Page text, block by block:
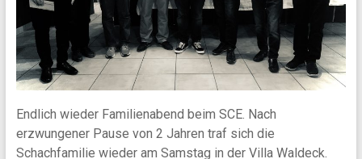
Endlich wieder Familienabend beim SCE. Nach
erzwungener Pause von 2 Jahren traf sich die
Schachfamilie wieder am Samstag in der Villa Waldeck.